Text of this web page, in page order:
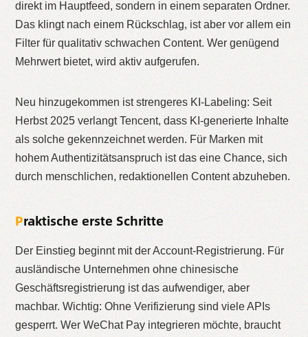
direkt im Hauptfeed, sondern in einem separaten Ordner.
Das klingt nach einem Rückschlag, ist aber vor allem ein
Filter für qualitativ schwachen Content. Wer genügend
Mehrwert bietet, wird aktiv aufgerufen.
Neu hinzugekommen ist strengeres KI-Labeling: Seit
Herbst 2025 verlangt Tencent, dass KI-generierte Inhalte
als solche gekennzeichnet werden. Für Marken mit
hohem Authentizitätsanspruch ist das eine Chance, sich
durch menschlichen, redaktionellen Content abzuheben.
Praktische erste Schritte
Der Einstieg beginnt mit der Account-Registrierung. Für
ausländische Unternehmen ohne chinesische
Geschäftsregistrierung ist das aufwendiger, aber
machbar. Wichtig: Ohne Verifizierung sind viele APIs
gesperrt. Wer WeChat Pay integrieren möchte, braucht